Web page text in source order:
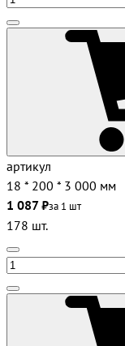
артикул
18 * 200 * 3 000 мм
1 087 ₽за 1 шт
178 шт.